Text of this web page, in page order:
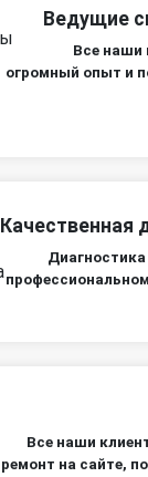
Ведущие
Все наши
огромный опыт и
Качественная
Все наши
ремонт на сайте,